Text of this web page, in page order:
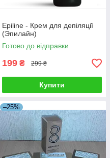
Epiline - Крем для депіляції
(Эпилайн)
Готово до відправки
199 ₴ 299 ₴
Купити
–25%